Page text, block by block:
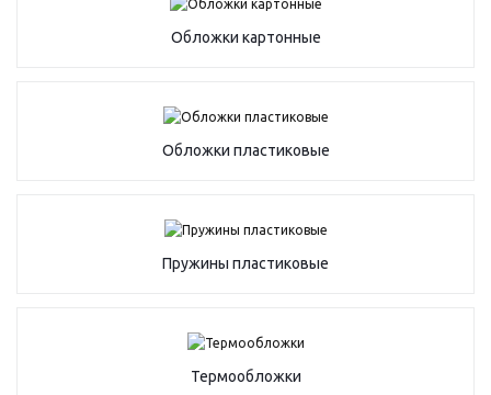
Обложки картонные
Обложки пластиковые
Пружины пластиковые
Термообложки